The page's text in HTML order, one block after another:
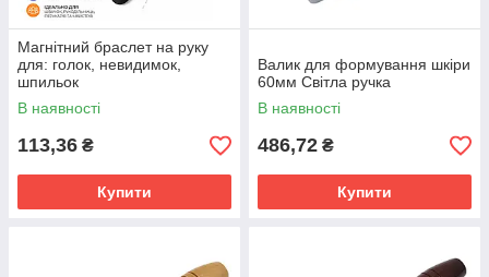
Магнітний браслет на руку
для: голок, невидимок,
шпильок
В наявності
113,36 ₴
Купити
Валик для формування шкіри
60мм Світла ручка
В наявності
486,72 ₴
Купити